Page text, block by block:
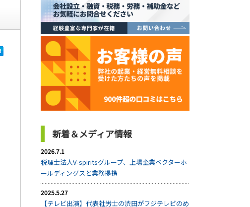
新着＆メディア情報
2026.7.1
税理士法人V-spiritsグループ、上場企業ベクターホ
ールディングスと業務提携
2025.5.27
【テレビ出演】代表社労士の渋田がフジテレビのめ